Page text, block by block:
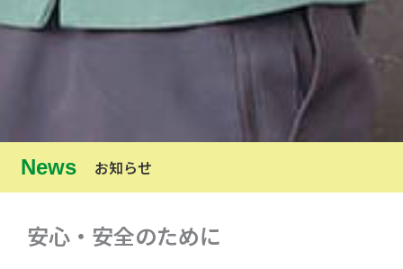
News お知らせ
安心・安全のために